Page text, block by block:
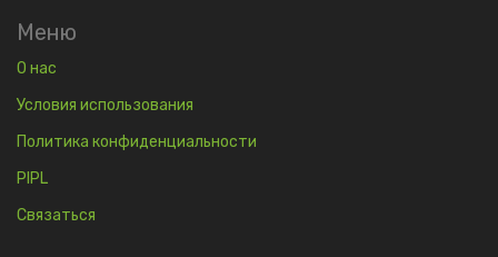
Меню
О нас
Условия использования
Политика конфиденциальности
PIPL
Связаться